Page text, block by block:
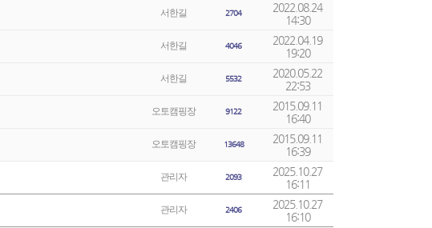
서한길 2704
2022.08.24
14:30
서한길 4046
2022.04.19
19:20
서한길 5532
2020.05.22
22:53
오토캠핑장 9122
2015.09.11
16:40
오토캠핑장 13648
2015.09.11
16:39
관리자 2093
2025.10.27
16:11
관리자 2406
2025.10.27
16:10